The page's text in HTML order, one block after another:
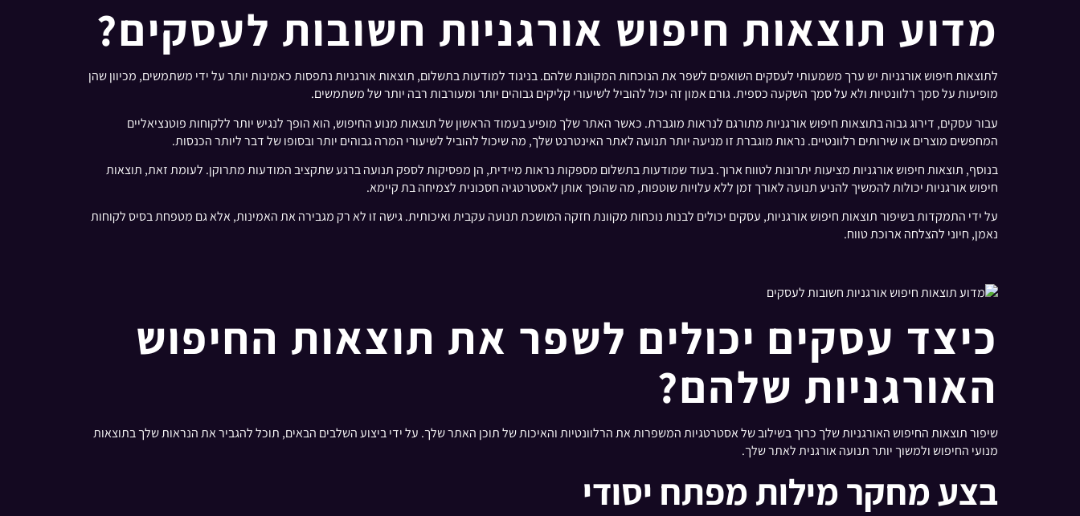
מדוע תוצאות חיפוש אורגניות חשובות לעסקים?
לתוצאות חיפוש אורגניות יש ערך משמעותי לעסקים השואפים לשפר את הנוכחות המקוונת שלהם. בניגוד למודעות בתשלום, תוצאות אורגניות נתפסות כאמינות יותר על ידי משתמשים, מכיוון שהן
מופיעות על סמך רלוונטיות ולא על סמך השקעה כספית. גורם אמון זה יכול להוביל לשיעורי קליקים גבוהים יותר ומעורבות רבה יותר של משתמשים.
עבור עסקים, דירוג גבוה בתוצאות חיפוש אורגניות מתורגם לנראות מוגברת. כאשר האתר שלך מופיע בעמוד הראשון של תוצאות מנוע החיפוש, הוא הופך לנגיש יותר ללקוחות פוטנציאליים
המחפשים מוצרים או שירותים רלוונטיים. נראות מוגברת זו מניעה יותר תנועה לאתר האינטרנט שלך, מה שיכול להוביל לשיעורי המרה גבוהים יותר ובסופו של דבר ליותר הכנסות.
בנוסף, תוצאות חיפוש אורגניות מציעות יתרונות לטווח ארוך. בעוד שמודעות בתשלום מספקות נראות מיידית, הן מפסיקות לספק תנועה ברגע שתקציב המודעות מתרוקן. לעומת זאת, תוצאות
חיפוש אורגניות יכולות להמשיך להניע תנועה לאורך זמן ללא עלויות שוטפות, מה שהופך אותן לאסטרטגיה חסכונית לצמיחה בת קיימא.
על ידי התמקדות בשיפור תוצאות חיפוש אורגניות, עסקים יכולים לבנות נוכחות מקוונת חזקה המושכת תנועה עקבית ואיכותית. גישה זו לא רק מגבירה את האמינות, אלא גם מטפחת בסיס לקוחות
נאמן, חיוני להצלחה ארוכת טווח.
כיצד עסקים יכולים לשפר את תוצאות החיפוש
האורגניות שלהם?
שיפור תוצאות החיפוש האורגניות שלך כרוך בשילוב של אסטרטגיות המשפרות את הרלוונטיות והאיכות של תוכן האתר שלך. על ידי ביצוע השלבים הבאים, תוכל להגביר את הנראות שלך בתוצאות
מנועי החיפוש ולמשוך יותר תנועה אורגנית לאתר שלך.
בצע מחקר מילות מפתח יסודי